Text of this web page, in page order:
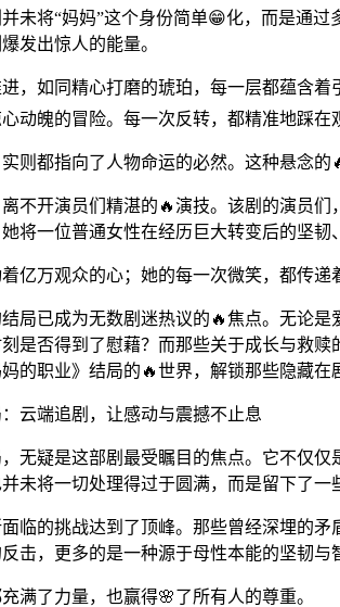
未将“妈妈”这个身份简单😁化，而是通
发出惊人的能量。
进，如同精心打磨的琥珀，每一层都蕴含
动魄的冒险。每一次反转，都精准地踩在
则都指向了人物命运的必然。这种悬念
不开演员们精湛的🔥演技。该剧的演员
将一位普通女性在经历巨大转变后的坚
亿万观众的心；她的每一次微笑，都传递
局已成为无数剧迷热议的🔥焦点。无论
是否得到了慰藉？而那些关于成长与救
的职业》结局的🔥世界，解锁那些隐藏
云端追剧，让感动与震撼不止息
，无疑是这部剧最受瞩目的焦点。它不仅
并未将一切处理得过于圆满，而是留下了
临的挑战达到了顶峰。那些曾经深埋的
击，更多的是一种源于母性本能的坚韧
满了力量，也赢得🌸了所有人的尊重。